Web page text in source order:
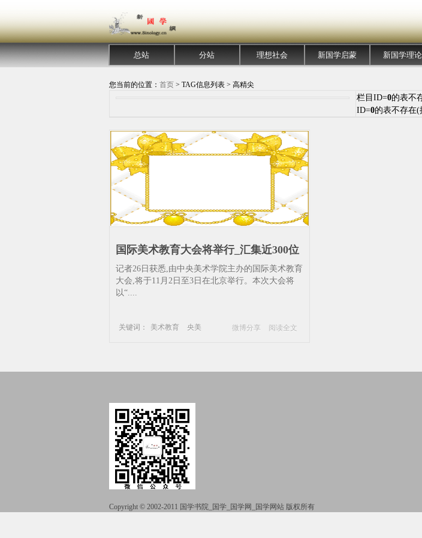
总站 分站 理想社会 新国学启蒙 新国学理论
您当前的位置： 首页 > TAG信息列表 > 高精尖
栏目ID=0的表不
ID=0的表不存在(
国际美术教育大会将举行_汇集近300位
专家学者_央美-会议--论坛-美术馆-高精
尖
记者26日获悉,由中央美术学院主办的国际美术教育
大会,将于11月2日至3日在北京举行。本次大会将
以“....
关键词： 美术教育
央美
微博分享 阅读全文
Copyright © 2002-2011 国学书院_国学_国学网_国学网站 版权所有